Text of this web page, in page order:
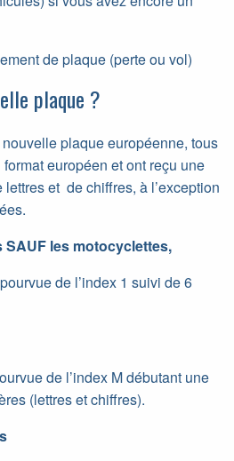
de plaque (perte ou vol)
plaque ?
plaque européenne, tous
européen et ont reçu une
et de chiffres, à l’exception
les motocyclettes,
de l’index 1 suivi de 6
de l’index M débutant une
(lettres et chiffres).